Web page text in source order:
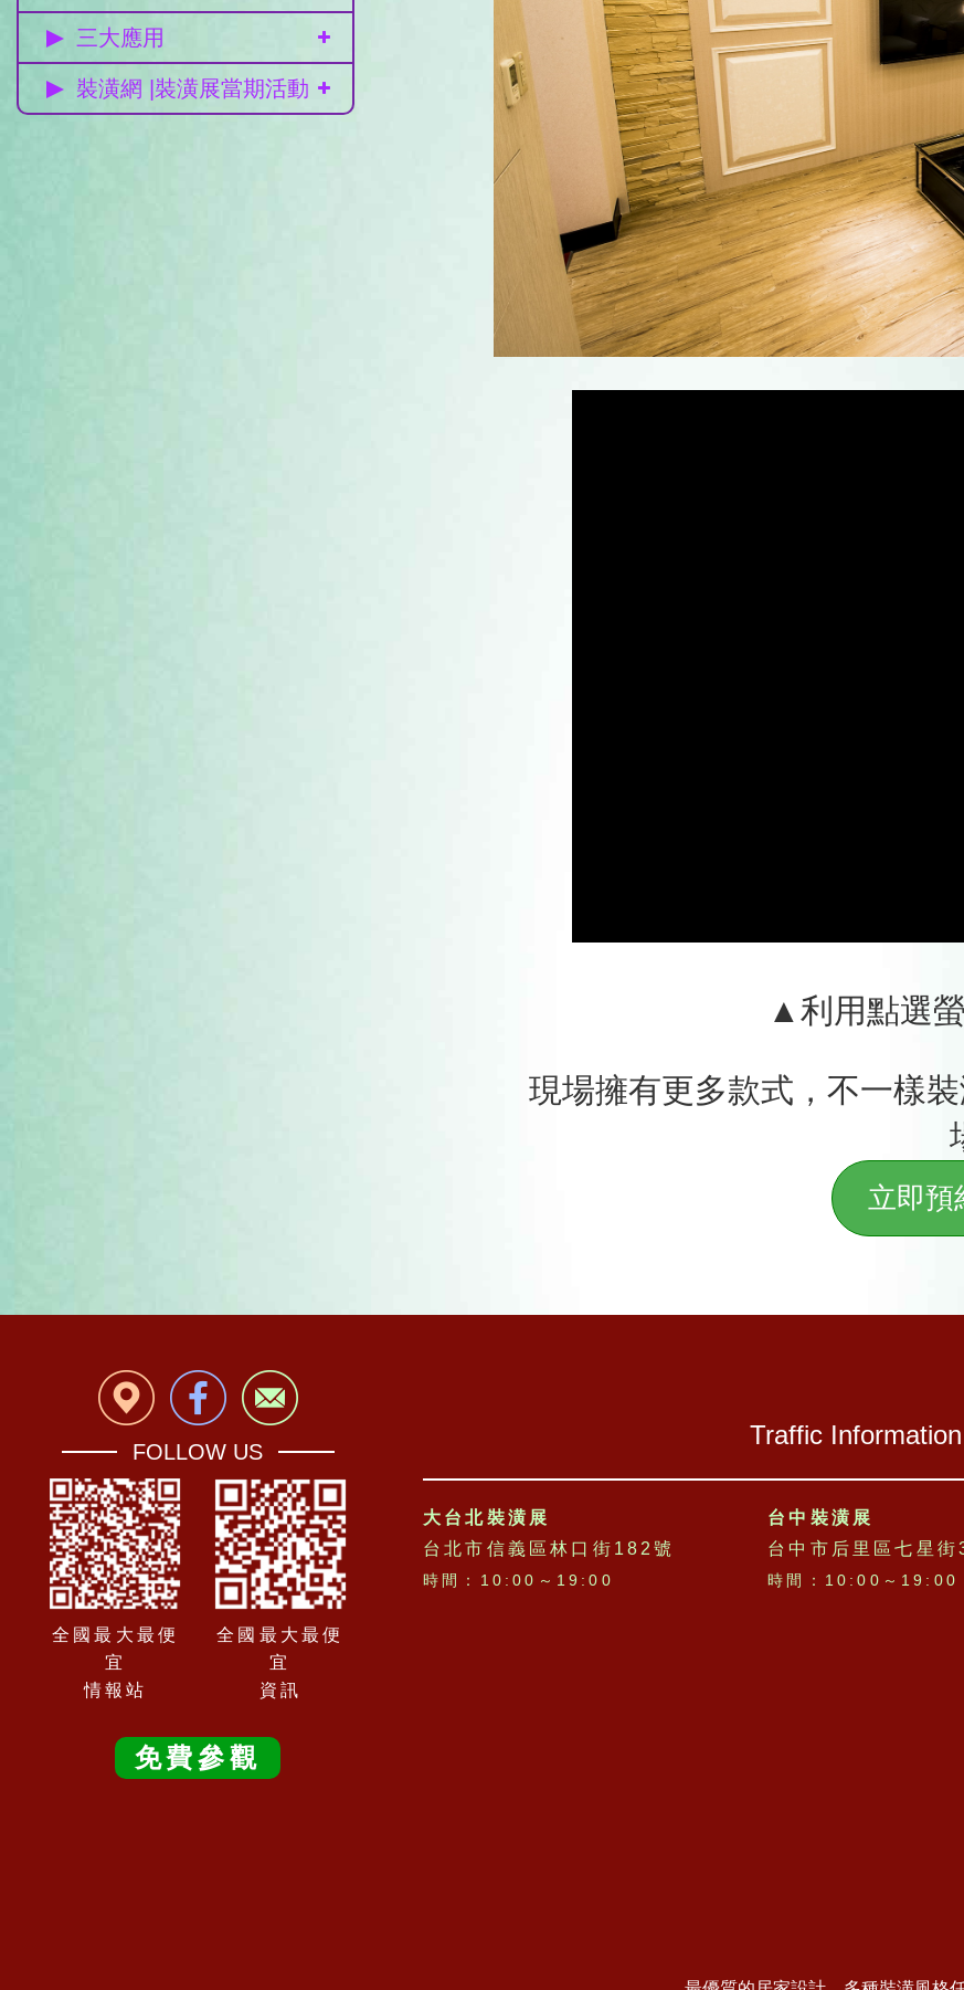
三大應用
裝潢網 |裝潢展當期活動
▲利用點選
現場擁有更多款式，不一樣
立即預
FOLLOW US
全國最大最便
宜
情報站
全國最大最便
宜
資訊
免費參觀
Traffic
大台北裝潢展
台北市信義區林口街182號
時間：10:00～19:00
台中裝潢展
台中市后里區七星街
時間：10:00～19:00